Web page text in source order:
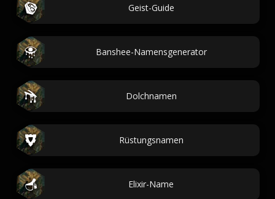
Geist-Guide
Banshee-Namensgenerator
Dolchnamen
Rüstungsnamen
Elixir-Name